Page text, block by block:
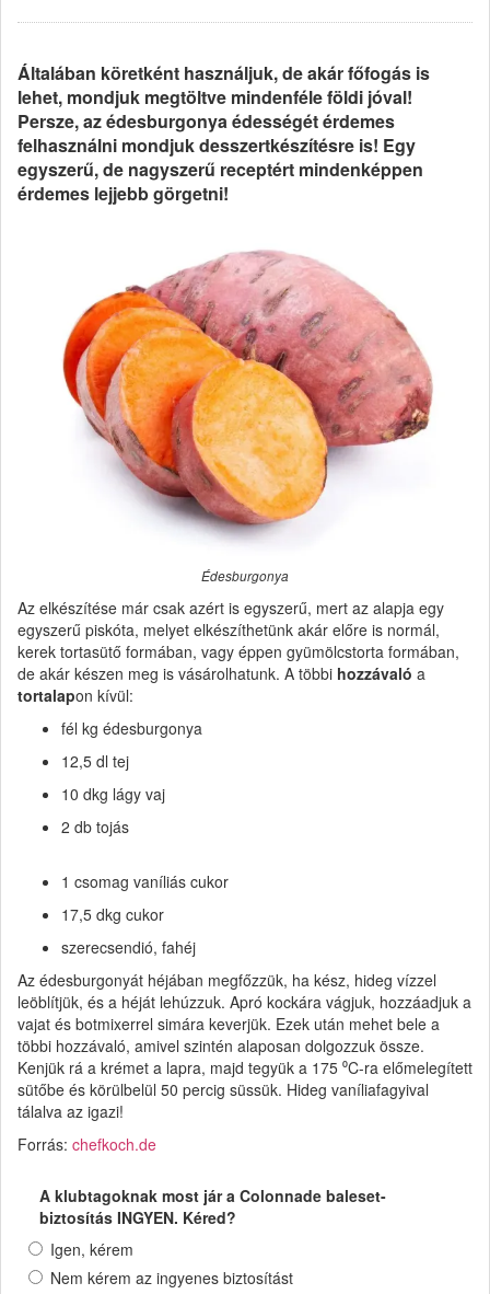
Általában köretként használjuk, de akár főfogás is
lehet, mondjuk megtöltve mindenféle földi jóval!
Persze, az édesburgonya édességét érdemes
felhasználni mondjuk desszertkészítésre is! Egy
egyszerű, de nagyszerű receptért mindenképpen
érdemes lejjebb görgetni!
Édesburgonya
Az elkészítése már csak azért is egyszerű, mert az alapja egy
egyszerű piskóta, melyet elkészíthetünk akár előre is normál,
kerek tortasütő formában, vagy éppen gyümölcstorta formában,
de akár készen meg is vásárolhatunk. A többi hozzávaló a
tortalapon kívül:
fél kg édesburgonya
12,5 dl tej
10 dkg lágy vaj
2 db tojás
1 csomag vaníliás cukor
17,5 dkg cukor
szerecsendió, fahéj
Az édesburgonyát héjában megfőzzük, ha kész, hideg vízzel
leöblítjük, és a héját lehúzzuk. Apró kockára vágjuk, hozzáadjuk a
vajat és botmixerrel simára keverjük. Ezek után mehet bele a
többi hozzávaló, amivel szintén alaposan dolgozzuk össze.
Kenjük rá a krémet a lapra, majd tegyük a 175 ⁰C-ra előmelegített
sütőbe és körülbelül 50 percig süssük. Hideg vaníliafagyival
tálalva az igazi!
Forrás: chefkoch.de
A klubtagoknak most jár a Colonnade baleset-
biztosítás INGYEN. Kéred?
Igen, kérem
Nem kérem az ingyenes biztosítást